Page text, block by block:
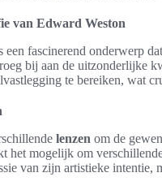
van Edward Weston
een fascinerend onderwerp
bij aan de uitzonderlijke
te bereiken, wat
lenzen om de
het mogelijk om
van zijn artistieke intentie,